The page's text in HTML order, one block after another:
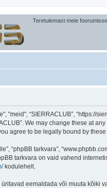
Teretulemast meie
"meid", “SIERRACLUB”,
We may change these at
agree to be legally bound by
“phpBB tarkvara”,
tarkvara on vaid vahend
kodulehelt.
eemaldada või muuta